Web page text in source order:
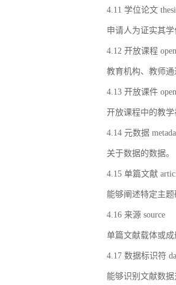
4.11 学位论文
申请人为证实其
4.12 开放课程
教育机构、教师
4.13 开放课件
开放课程中的教
4.14 元数据
关于数据的数据。
4.15 单篇文献
能够阐述特定主
4.16 来源 source
单篇文献载体或
4.17 数据标识符
能够识别文献数